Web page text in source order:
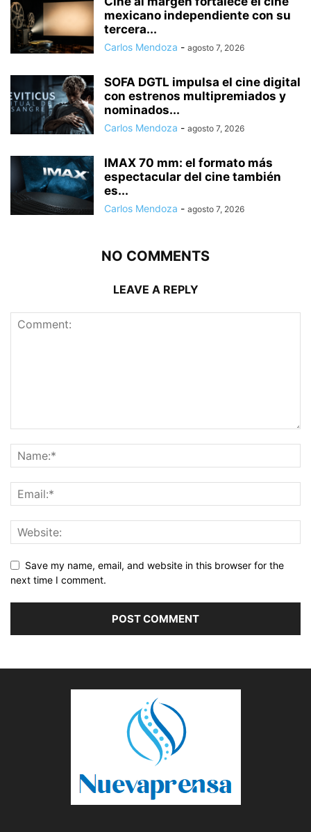
mexicano independiente con su
tercera...
Carlos Mendoza - agosto 7, 2026
SOFA DGTL impulsa el cine digital
con estrenos multipremiados y
nominados...
Carlos Mendoza - agosto 7, 2026
IMAX 70 mm: el formato más
espectacular del cine también
es...
Carlos Mendoza - agosto 7, 2026
NO COMMENTS
LEAVE A REPLY
Save my name, email, and website in this browser for the
next time I comment.